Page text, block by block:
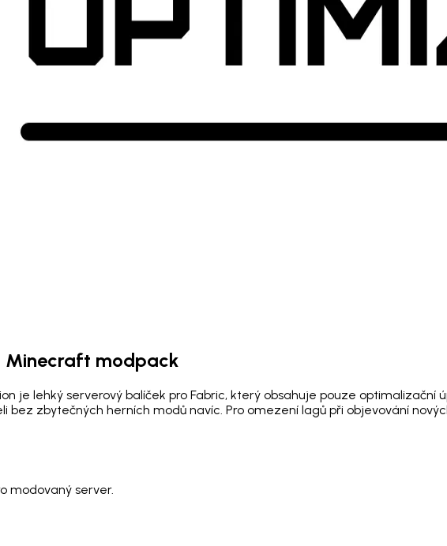
Minecraft modpack
je lehký serverový balíček pro Fabric, který obsahuje pouze optimalizační
bez zbytečných herních modů navíc. Pro omezení lagů při objevování
modovaný server.